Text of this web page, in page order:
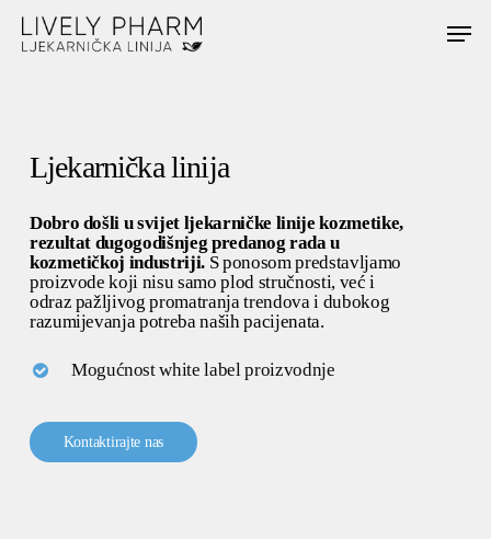
Skip
Menu
Ljekarnička linija
Dobro došli u svijet ljekarničke linije kozmetike,
rezultat dugogodišnjeg predanog rada u
kozmetičkoj industriji. S ponosom predstavljamo
proizvode koji nisu samo plod stručnosti, već i
odraz pažljivog promatranja trendova i dubokog
razumijevanja potreba naših pacijenata.
Mogućnost white label proizvodnje
Kontaktirajte nas